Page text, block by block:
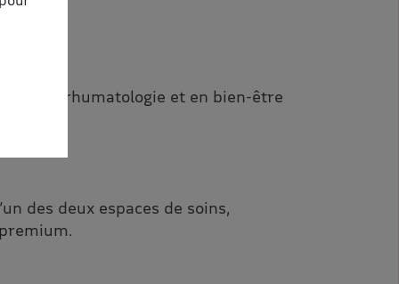
en rhumatologie et en bien-être
des deux espaces de soins,